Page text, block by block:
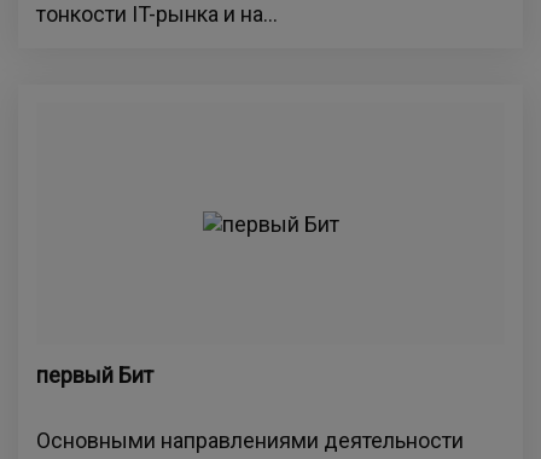
тонкости IT-рынка и на...
первый Бит
Основными направлениями деятельности